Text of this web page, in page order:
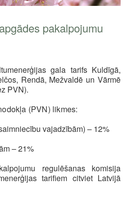
pakalpojumu
gala tarifs Kuldīgā,
Rendā, Mežvaldē un Vārmē
PVN).
(PVN) likmes:
vajadzībām) – 12%
–21%
regulēšanas komisija
tarifiem citviet Latvijā